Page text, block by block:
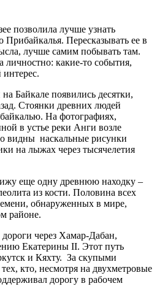
позволила лучше узнать
Пересказывать ее в
лучше самим побывать там.
личностно: какие-то события,
Байкале появились десятки,
Стоянки древних людей
На фотографиях,
в устье реки Анги возле
видны наскальные рисунки
на лыжах через тысячелетия
еще одну древнюю находку –
из кости. Половина всех
обнаруженных в мире,
районе.
через Хамар-Дабан,
Екатерины II. Этот путь
и Кяхту. За скупыми
кто, несмотря на двухметровые
дорогу в рабочем